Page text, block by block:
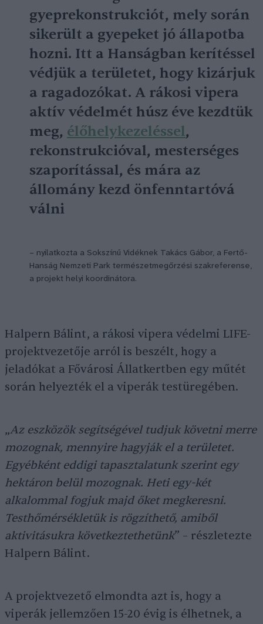
gyeprekonstrukciót, mely során
sikerült a gyepeket jó állapotba
hozni. Itt a Hanságban kerítéssel
védjük a területet, hogy kizárjuk
a ragadozókat. A rákosi vipera
aktív védelmét húsz éve kezdtük
meg, élőhelykezeléssel,
rekonstrukcióval, mesterséges
szaporítással, és mára az
állomány kezd önfenntartóvá
válni
– nyilatkozta a Sokszínű Vidéknek Takács Gábor, a Fertő-
Hanság Nemzeti Park természetmegőrzési szakreferense,
a projekt helyi koordinátora.
Halpern Bálint, a rákosi vipera védelmi LIFE-
projektvezetője arról is beszélt, hogy a
jeladókat a Fővárosi Állatkertben egy műtét
során helyezték el a viperák testüregében.
„Az eszközök segítségével tudjuk követni merre
mozognak, mennyire hagyják el a területet.
Egyébként eddigi tapasztalatunk szerint egy
hektáron belül mozognak. Heti egy-két
alkalommal fogjuk majd őket megkeresni.
Testhőmérsékletük is rögzíthető, amiből
aktivitásukra következtethetünk” – részletezte
Halpern Bálint.
A projektvezető elmondta azt is, hogy a
viperák jellemzően 15-20 évig is élhetnek, a